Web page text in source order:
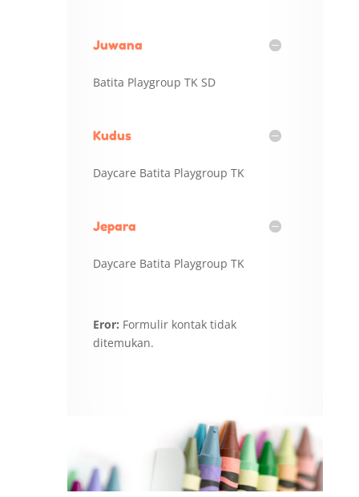
Juwana
Batita Playgroup TK SD
Kudus
Daycare Batita Playgroup TK
Jepara
Daycare Batita Playgroup TK
Eror: Formulir kontak tidak
ditemukan.